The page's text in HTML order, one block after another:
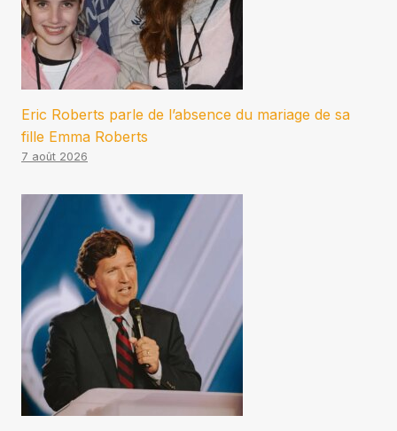
Eric Roberts parle de l’absence du mariage de sa
fille Emma Roberts
7 août 2026